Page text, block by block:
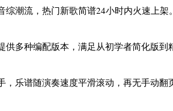
综潮流，热门新歌简谱24小时内火速上架。
供多种编配版本，满足从初学者简化版到
，乐谱随演奏速度平滑滚动，再无手动翻